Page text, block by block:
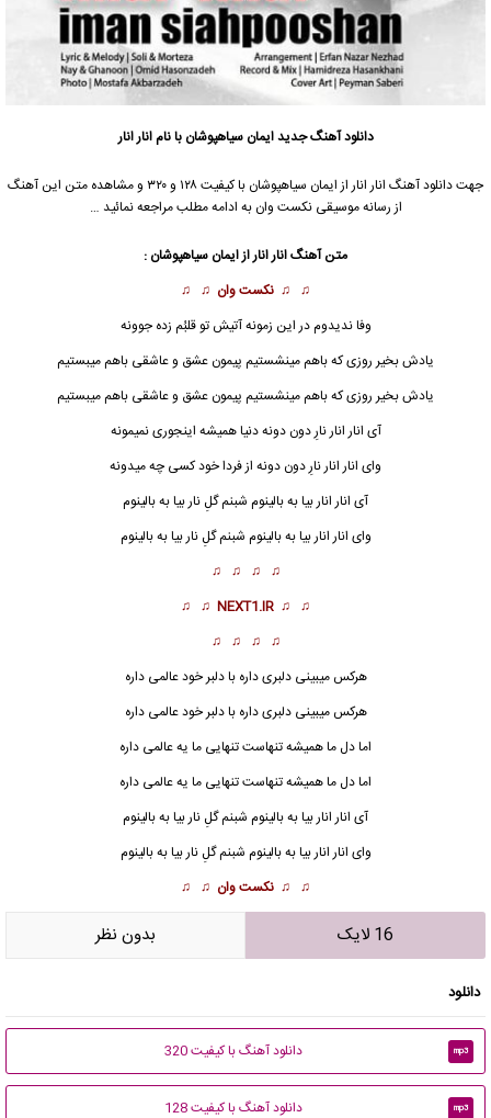
دانلود آهنگ جدیدایمان سیاهپوشان با نام انار انار
جهت دانلود آهنگ انار انار از ایمان سیاهپوشان با کیفیت ۱۲۸ و ۳۲۰ و مشاهده متن این آهنگ
از رسانه موسیقی نکست وان به ادامه مطلب مراجعه نمائید …
متن آهنگ انار انار از ایمان سیاهپوشان :
♫ ♫ نکست وان ♫ ♫
وفا ندیدوم در این زمونه آتیش تو قلبُم زده جوونه
یادش بخیر روزی که باهم مینشستیم پیمون عشق و عاشقی باهم میبستیم
یادش بخیر روزی که باهم مینشستیم پیمون عشق و عاشقی باهم میبستیم
آی انار انار نارِ دون دونه دنیا همیشه اینجوری نمیمونه
وای انار انار نارِ دون دونه از فردا خود کسی چه میدونه
آی انار اناربیا به بالینوم شبنم گلِ نار بیا به بالینوم
وای انار انار بیا به بالینوم شبنم گلِ نار بیا به بالینوم
♫ ♫ ♫ ♫
♫ ♫
NEXT1.IR
♫ ♫
♫ ♫ ♫ ♫
هرکس میبینی دلبری داره با دلبر خود عالمی داره
هرکس میبینی دلبری داره با دلبر خود عالمی داره
اما دل ما همیشه تنهاست تنهایی ما یه عالمی داره
اما دل ما همیشه تنهاست تنهایی ما یه عالمی داره
آی انار انار بیا به بالینوم شبنم گلِ نار بیا به بالینوم
وای انار انار بیا به بالینوم شبنم گلِ نار بیا به بالینوم
♫ ♫ نکست وان ♫ ♫
16 لایک بدون نظر
دانلود
mp3 دانلود آهنگ با کیفیت 320
mp3 دانلود آهنگ با کیفیت 128